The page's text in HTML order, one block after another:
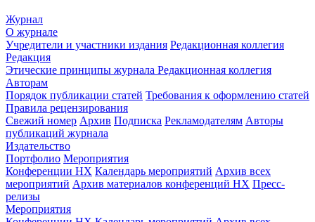
Журнал
О журнале
Учредители и участники издания Редакционная коллегия
Редакция
Этические принципы журнала Редакционная коллегия
Авторам
Порядок публикации статей Требования к оформлению статей
Правила рецензирования
Свежий номер Архив Подписка Рекламодателям Авторы
публикаций журнала
Издательство
Портфолио Мероприятия
Конференции НХ Календарь мероприятий Архив всех
мероприятий Архив материалов конференций НХ Пресс-
релизы
Мероприятия